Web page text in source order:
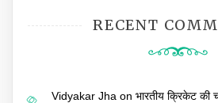
RECENT
Vidyakar Jha on भारतीय क्रिकेट की